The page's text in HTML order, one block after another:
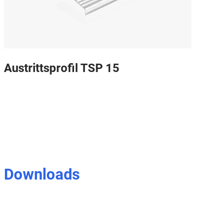
Austrittsprofil TSP 15
Downloads